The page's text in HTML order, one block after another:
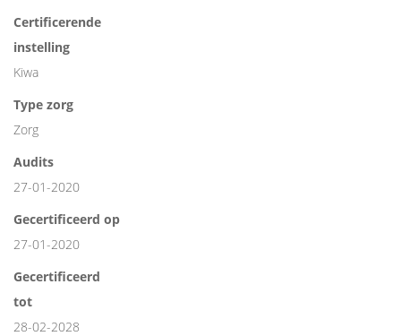
Certificerende
instelling
Kiwa
Type zorg
Zorg
Audits
27-01-2020
Gecertificeerd op
27-01-2020
Gecertificeerd
tot
28-02-2028